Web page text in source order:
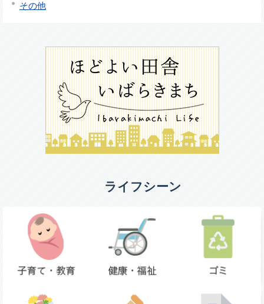
その他
ライフシーン